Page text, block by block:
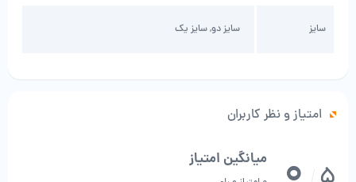
سایز سایز دو, سایز یک
امتیاز و نظر کاربران
میانگین امتیاز